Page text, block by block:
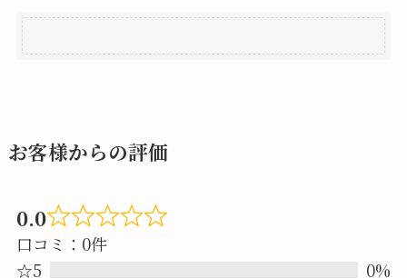
お客様からの評価
0.0
Rated
口コミ：0件
☆5
0%